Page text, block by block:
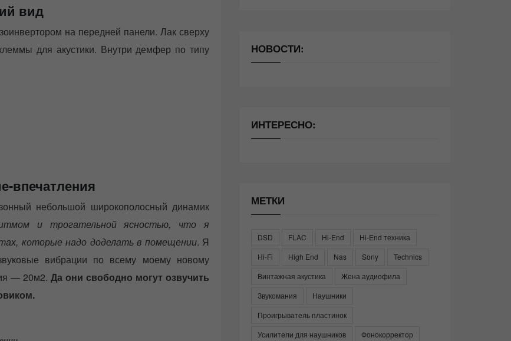
вид
на передней панели. Лак сверху
для акустики. Внутри демфер по типу
впечатления
небольшой широкополосный динамик
и трогательной ясностью, что я
которые надо доделать в помещении. Я
вибрации по всему моему новому
— 20м2. Да они свободно могут озвучить
НОВОСТИ:
ИНТЕРЕСНО:
МЕТКИ
DSD FLAC Hi-End
Hi-End техника
Hi-Fi
High End Nas Sony
Technics
Винтажная акустика
Жена аудиофила
Звукомания
Наушники
Проигрыватель пластинок
Усилители для наушников
Фонокорректор